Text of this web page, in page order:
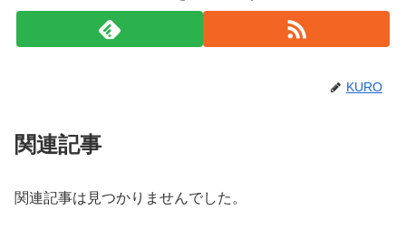
KURO
関連記事
関連記事は見つかりませんでした。